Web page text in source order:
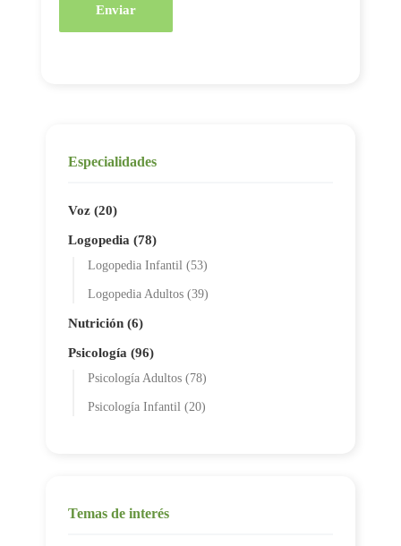
Enviar
Especialidades
Voz (20)
Logopedia (78)
Logopedia Infantil (53)
Logopedia Adultos (39)
Nutrición (6)
Psicología (96)
Psicología Adultos (78)
Psicología Infantil (20)
Temas de interés